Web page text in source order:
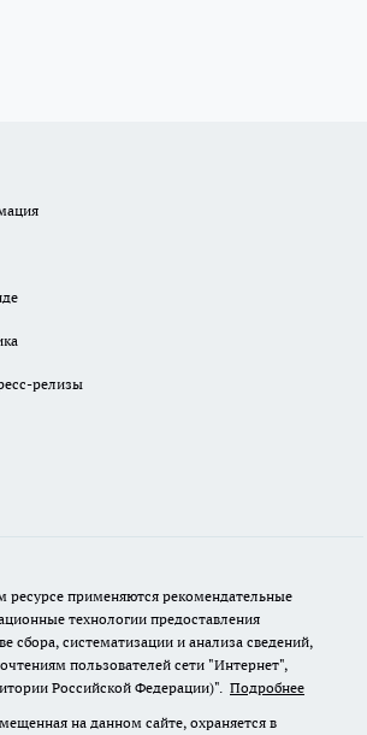
релизы
применяются рекомендательные
технологии предоставления
сбора, систематизации и анализа сведений,
пользователей сети "Интернет",
Российской Федерации)". Подробнее
на данном сайте, охраняется в